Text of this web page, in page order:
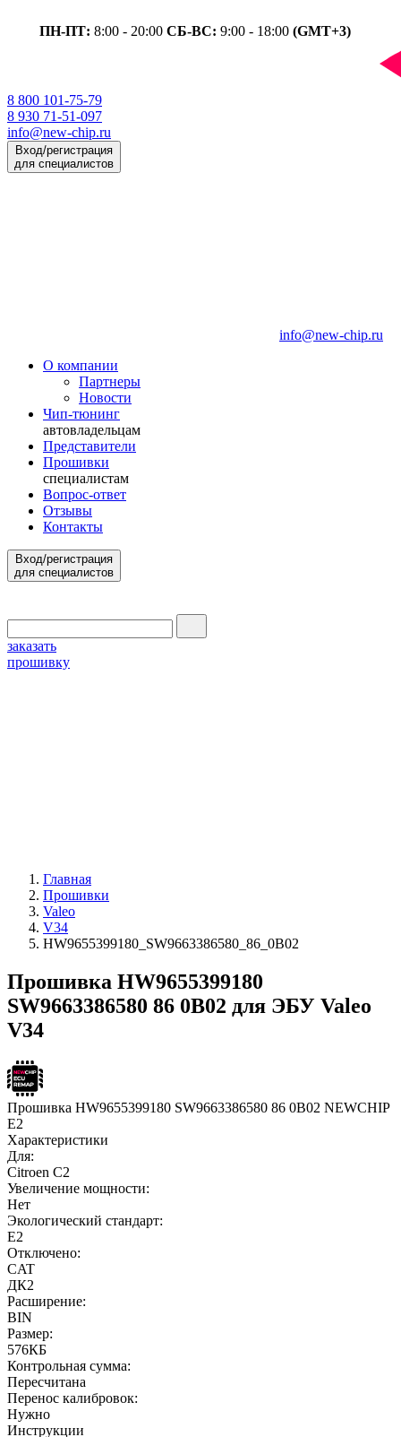
ПН-ПТ: 8:00 - 20:00 СБ-ВС: 9:00 - 18:00 (GMT+3)
8 800 101-75-79
8 930 71-51-097
info@new-chip.ru
Вход/регистрация
для специалистов
info@new-chip.ru
О компании
Партнеры
Новости
Чип-тюнинг
автовладельцам
Представители
Прошивки
специалистам
Вопрос-ответ
Отзывы
Контакты
Вход/регистрация
для специалистов
заказать
прошивку
Главная
Прошивки
Valeo
V34
HW9655399180_SW9663386580_86_0B02
Прошивка HW9655399180
SW9663386580 86 0B02 для ЭБУ Valeo
V34
Прошивка HW9655399180 SW9663386580 86 0B02 NEWCHIP
E2
Характеристики
Для:
Citroen C2
Увеличение мощности:
Нет
Экологический стандарт:
E2
Отключено:
CAT
ДК2
Расширение:
BIN
Размер:
576КБ
Контрольная сумма:
Пересчитана
Перенос калибровок:
Нужно
Инструкции